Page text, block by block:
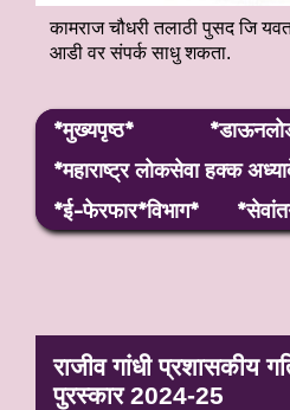
कामराज चौधरी तलाठी पुसद जि
आडी वर संपर्क साधु शकता.
*मुख्यपृष्ठ*
*महाराष्ट्र लाेकसेवा हक्क
*ई-फेरफार*विभाग*
राजीव गांधी प्रशासकीय
पुरस्कार 2024-25